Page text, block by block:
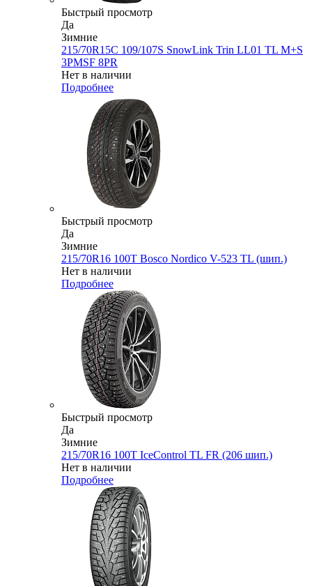
Быстрый просмотр
Да
Зимние
215/70R15C 109/107S SnowLink Trin LL01 TL M+S
3PMSF 8PR
Нет в наличии
Подробнее
Быстрый просмотр
Да
Зимние
215/70R16 100T Bosco Nordico V-523 TL (шип.)
Нет в наличии
Подробнее
Быстрый просмотр
Да
Зимние
215/70R16 100T IceControl TL FR (206 шип.)
Нет в наличии
Подробнее